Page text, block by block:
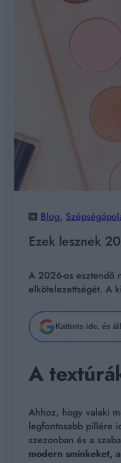
Blog,
Ezek lesznek
A 2026-os esztendő
elkötelezettségét. A
Kattints ide, és
A
Ahhoz, hogy valaki
legfontosabb pillére
szezonban és a
modern sminkeket,